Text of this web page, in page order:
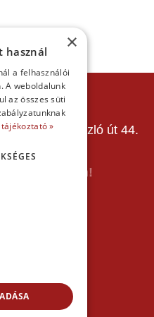
Szent László út 44.
űrlapon!
×
használ
a felhasználói
A weboldalunk
az összes süti
»